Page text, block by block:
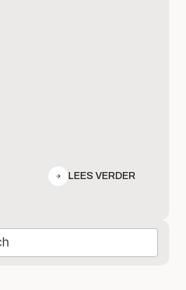
LEES VERDER